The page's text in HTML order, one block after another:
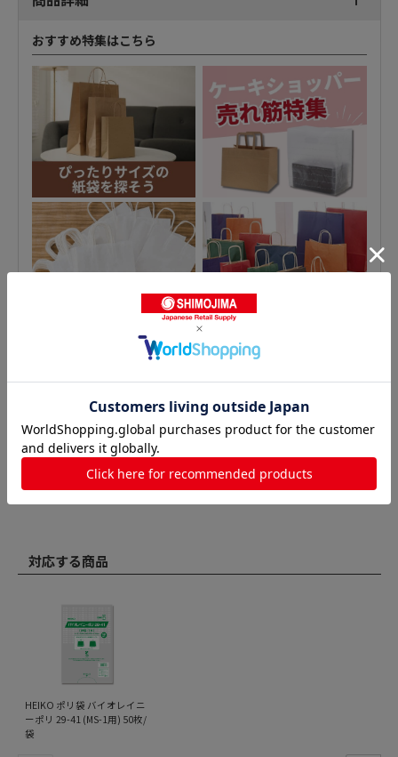
おすすめ特集はこちら
対応する商品
HEIKO ポリ袋 バイオレイニ
ーポリ 29-41 (MS-1用) 50枚/
袋